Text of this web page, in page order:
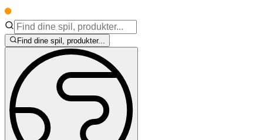
Find dine spil, produkter...